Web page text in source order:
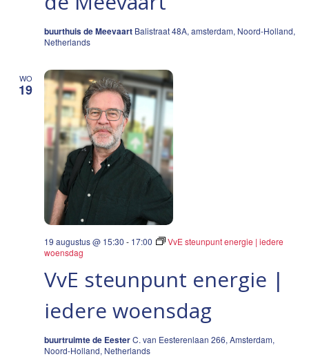
buurthuis de Meevaart Balistraat 48A, amsterdam, Noord-Holland,
Netherlands
WO
19
VvE steunpunt energie |
iedere woensdag
19 augustus @ 15:30 - 17:00
VvE steunpunt energie | iedere
woensdag
buurtruimte de EesterC. van Eesterenlaan 266, Amsterdam,
Noord-Holland, Netherlands